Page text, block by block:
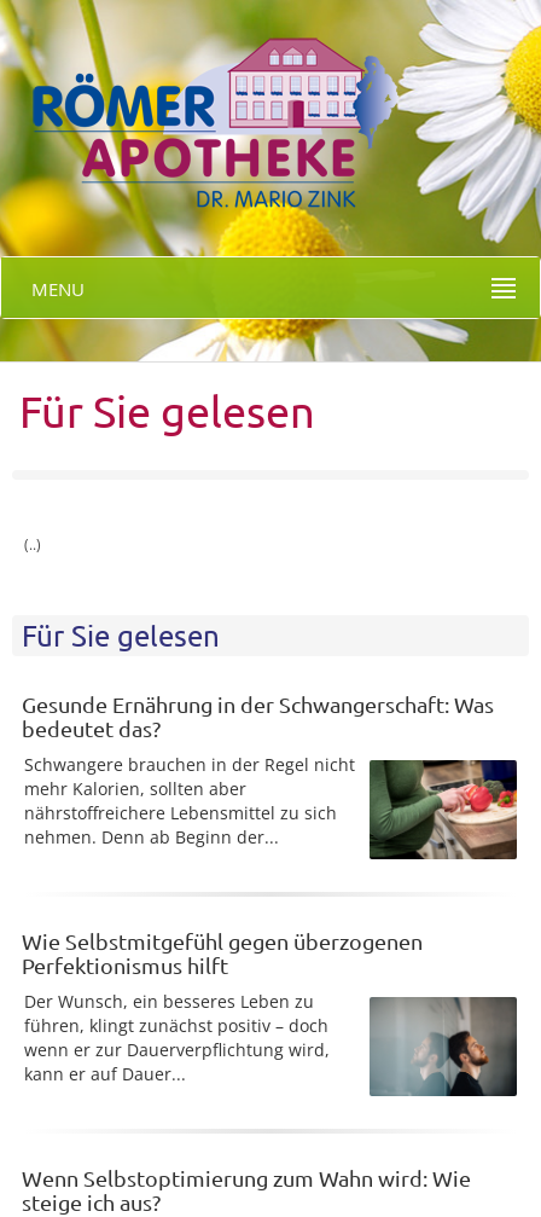
MENU
Für Sie gelesen
(..)
Für Sie gelesen
Gesunde Ernährung in der Schwangerschaft: Was
bedeutet das?
Schwangere brauchen in der Regel nicht
mehr Kalorien, sollten aber
nährstoffreichere Lebensmittel zu sich
nehmen. Denn ab Beginn der...
Wie Selbstmitgefühl gegen überzogenen
Perfektionismus hilft
Der Wunsch, ein besseres Leben zu
führen, klingt zunächst positiv – doch
wenn er zur Dauerverpflichtung wird,
kann er auf Dauer...
Wenn Selbstoptimierung zum Wahn wird: Wie
steige ich aus?